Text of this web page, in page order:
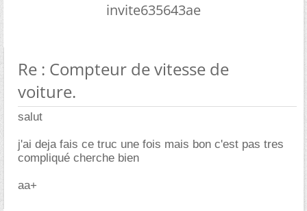
invite635643ae
Re : Compteur de vitesse de
voiture.
salut
j'ai deja fais ce truc une fois mais bon c'est pas tres
compliqué cherche bien
aa+